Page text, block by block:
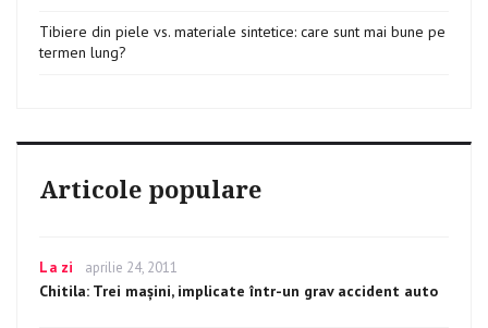
Tibiere din piele vs. materiale sintetice: care sunt mai bune pe
termen lung?
Articole populare
Categories
La zi
Posted
on
aprilie 24, 2011
Chitila: Trei mașini, implicate într-un grav accident auto